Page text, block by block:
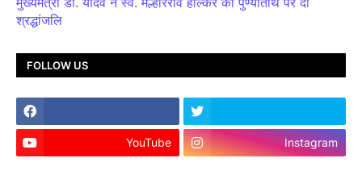
श्रद्धांजलि
FOLLOW US
YouTube Instagram